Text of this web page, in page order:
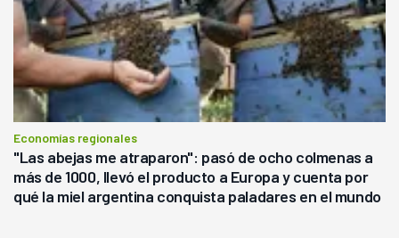
Economías regionales
"Las abejas me atraparon": pasó de ocho colmenas a
más de 1000, llevó el producto a Europa y cuenta por
qué la miel argentina conquista paladares en el mundo